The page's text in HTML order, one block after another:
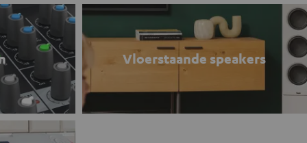
Vloerstaande speakers